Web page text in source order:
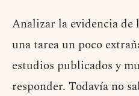
Analizar la evidencia de
una tarea un poco
estudios publicados y
responder. Todavía no